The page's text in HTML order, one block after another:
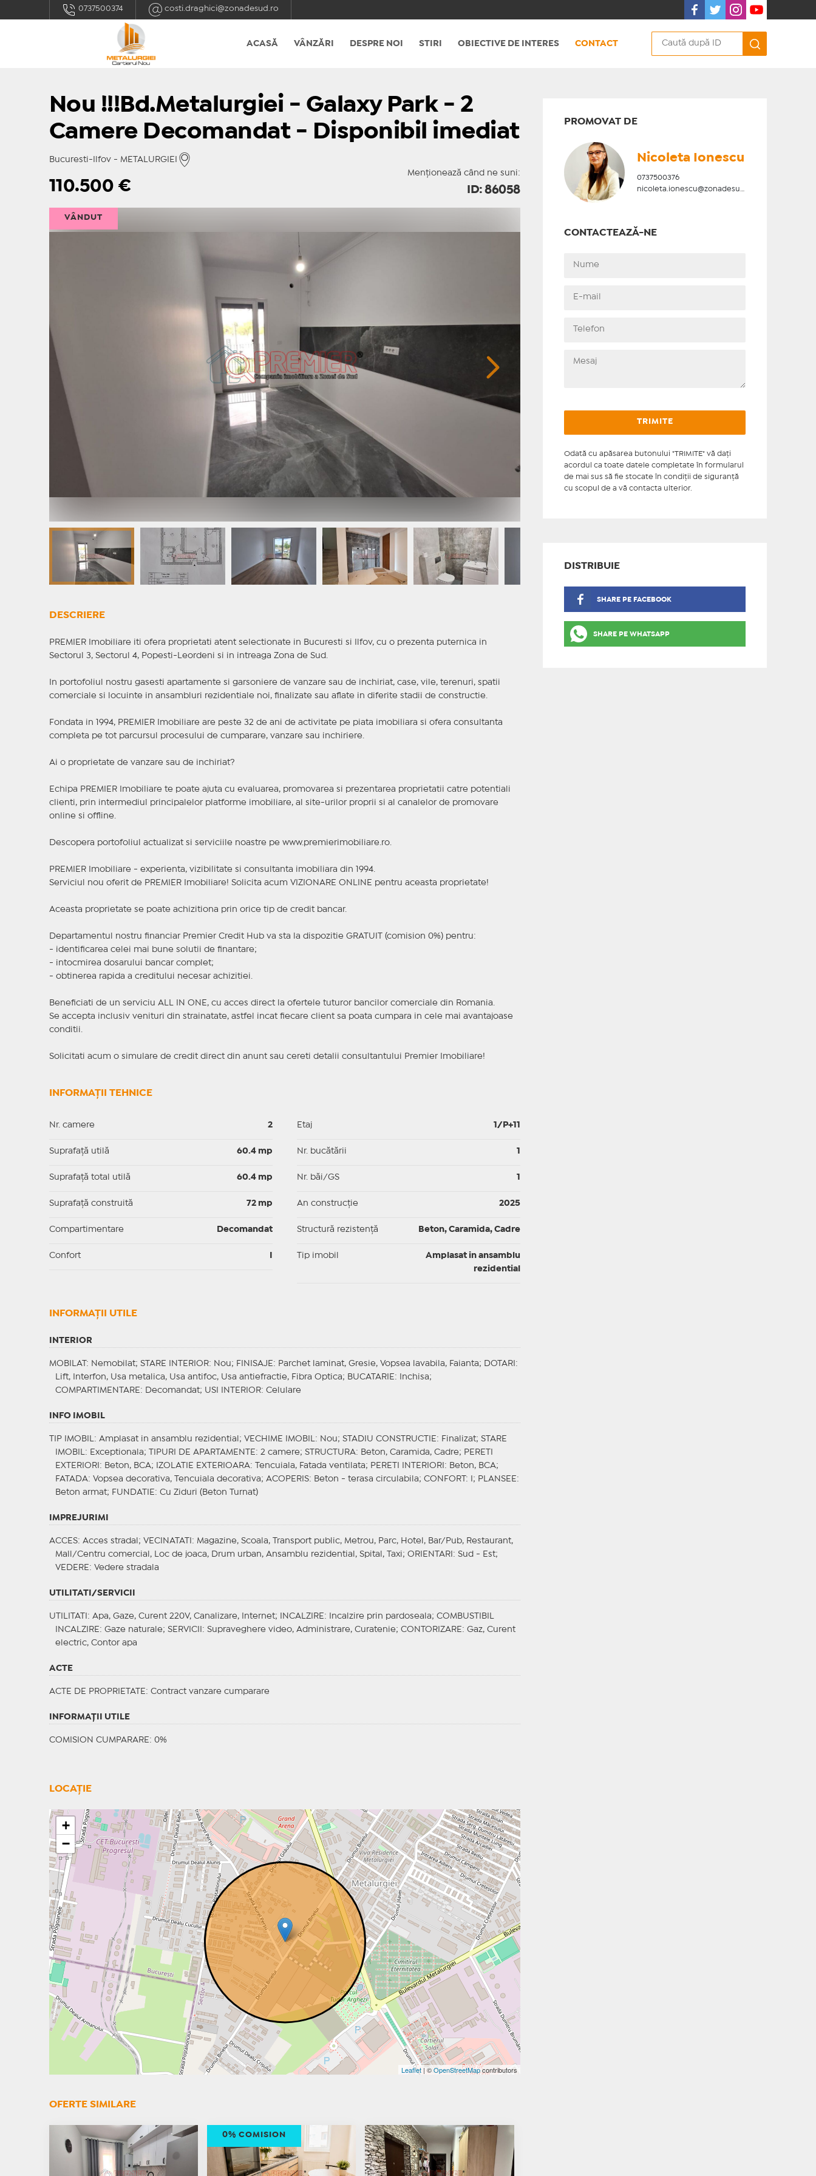
0737500374 costi.draghici@zonadesud.ro
ACASĂ VÂNZĂRI DESPRE NOI STIRI OBIECTIVE DE INTERES CONTACT
Nou !!!Bd.Metalurgiei - Galaxy Park - 2
Camere Decomandat - Disponibil imediat
Bucuresti-Ilfov - METALURGIEI
Menționează când ne suni:
110.500 € ID: 86058
VÂNDUT
DESCRIERE
PREMIER Imobiliare iti ofera proprietati atent selectionate in Bucuresti si Ilfov, cu o prezenta puternica in
Sectorul 3, Sectorul 4, Popesti-Leordeni si in intreaga Zona de Sud.
In portofoliul nostru gasesti apartamente si garsoniere de vanzare sau de inchiriat, case, vile, terenuri, spatii
comerciale si locuinte in ansambluri rezidentiale noi, finalizate sau aflate in diferite stadii de constructie.
Fondata in 1994, PREMIER Imobiliare are peste 32 de ani de activitate pe piata imobiliara si ofera consultanta
completa pe tot parcursul procesului de cumparare, vanzare sau inchiriere.
Ai o proprietate de vanzare sau de inchiriat?
Echipa PREMIER Imobiliare te poate ajuta cu evaluarea, promovarea si prezentarea proprietatii catre potentiali
clienti, prin intermediul principalelor platforme imobiliare, al site-urilor proprii si al canalelor de promovare
online si offline.
Descopera portofoliul actualizat si serviciile noastre pe www.premierimobiliare.ro.
PREMIER Imobiliare - experienta, vizibilitate si consultanta imobiliara din 1994.
Serviciul nou oferit de PREMIER Imobiliare! Solicita acum VIZIONARE ONLINE pentru aceasta proprietate!
Aceasta proprietate se poate achizitiona prin orice tip de credit bancar.
Departamentul nostru financiar Premier Credit Hub va sta la dispozitie GRATUIT (comision 0%) pentru:
- identificarea celei mai bune solutii de finantare;
- intocmirea dosarului bancar complet;
- obtinerea rapida a creditului necesar achizitiei.
Beneficiati de un serviciu ALL IN ONE, cu acces direct la ofertele tuturor bancilor comerciale din Romania.
Se accepta inclusiv venituri din strainatate, astfel incat fiecare client sa poata cumpara in cele mai avantajoase
conditii.
Solicitati acum o simulare de credit direct din anunt sau cereti detalii consultantului Premier Imobiliare!
INFORMAȚII TEHNICE
Nr. camere 2
Suprafaţă utilă 60.4 mp
Suprafaţă total utilă 60.4 mp
Suprafaţă construită 72 mp
Compartimentare Decomandat
Confort
Etaj 1/P+11
Nr. bucătării
Nr. băi/GS
An construcție 2025
Structură rezistență Beton, Caramida, Cadre
Tip imobil
Amplasat in ansamblu
rezidential
INFORMAŢII UTILE
INTERIOR
MOBILAT : Nemobilat; STARE INTERIOR: Nou; FINISAJE : Parchet laminat, Gresie, Vopsea lavabila, Faianta; DOTARI :
Lift, Interfon, Usa metalica, Usa antifoc, Usa antiefractie, Fibra Optica; BUCATARIE : Inchisa;
COMPARTIMENTARE : Decomandat; USI INTERIOR: Celulare
INFO IMOBIL
TIP IMOBIL : Amplasat in ansamblu rezidential; VECHIME IMOBIL : Nou; STADIU CONSTRUCTIE : Finalizat; STARE
IMOBIL
: Exceptionala; TIPURI DE APARTAMENTE : 2 camere; STRUCTURA: Beton, Caramida, Cadre; PERETI
EXTERIORI : Beton, BCA; IZOLATIE EXTERIOARA: Tencuiala, Fatada ventilata; PERETI INTERIORI : Beton, BCA;
FATADA: Vopsea decorativa, Tencuiala decorativa; ACOPERIS: Beton - terasa circulabila; CONFORT : I; PLANSEE :
Beton armat; FUNDATIE : Cu Ziduri (Beton Turnat)
IMPREJURIMI
ACCES: Acces stradal; VECINATATI
: Magazine, Scoala, Transport public, Metrou, Parc, Hotel, Bar/Pub, Restaurant,
Mall/Centru comercial, Loc de joaca, Drum urban, Ansamblu rezidential, Spital, Taxi; ORIENTARI : Sud - Est;
VEDERE : Vedere stradala
UTILITATI/SERVICII
UTILITATI : Apa, Gaze, Curent 220V, Canalizare, Internet; INCALZIRE : Incalzire prin pardoseala; COMBUSTIBIL
INCALZIRE : Gaze naturale; SERVICII : Supraveghere video, Administrare, Curatenie; CONTORIZARE : Gaz, Curent
electric, Contor apa
ACTE
ACTE DE PROPRIETATE : Contract vanzare cumparare
INFORMAŢII UTILE
COMISION CUMPARARE: 0%
LOCAȚIE
+
−
Leaflet| ©OpenStreetMapcontributors
PROMOVAT DE
Nicoleta Ionescu
0737500376
CONTACTEAZĂ-NE
Odată cu apăsarea butonului "TRIMITE" vă daţi
acordul ca toate datele completate în formularul
de mai sus să fie stocate în condiţii de siguranţă
cu scopul de a vă contacta ulterior.
DISTRIBUIE
SHARE PE FACEBOOK
SHARE PE WHATSAPP
OFERTE SIMILARE
0% COMISION